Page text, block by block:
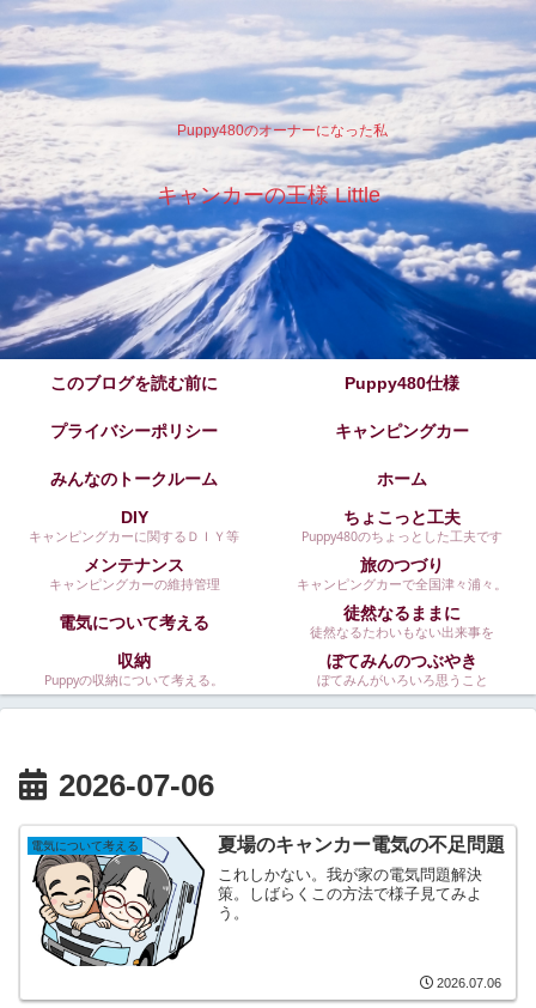
Puppy480のオーナーになった私
キャンカーの王様 Little
このブログを読む前に Puppy480仕様
プライバシーポリシー キャンピングカー
みんなのトークルーム
ホーム
DIY
キャンピングカーに関するＤＩＹ等
ちょこっと工夫
Puppy480のちょっとした工夫です
メンテナンス
キャンピングカーの維持管理
旅のつづり
キャンピングカーで全国津々浦々。
電気について考える 徒然なるままに
徒然なるたわいもない出来事を
収納
Puppyの収納について考える。
ぼてみんのつぶやき
ぼてみんがいろいろ思うこと
2026-07-06
電気について考える 夏場のキャンカー電気の不足問題
これしかない。我が家の電気問題解決
策。しばらくこの方法で様子見てみよ
う。
2026.07.06